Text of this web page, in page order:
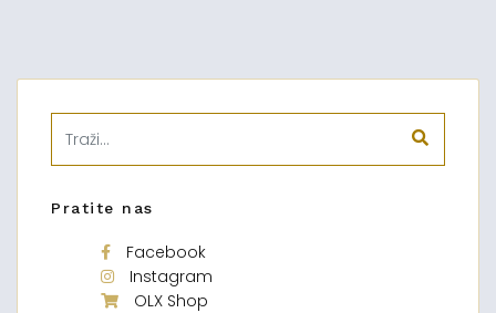
Pratite nas
Facebook
Instagram
OLX Shop